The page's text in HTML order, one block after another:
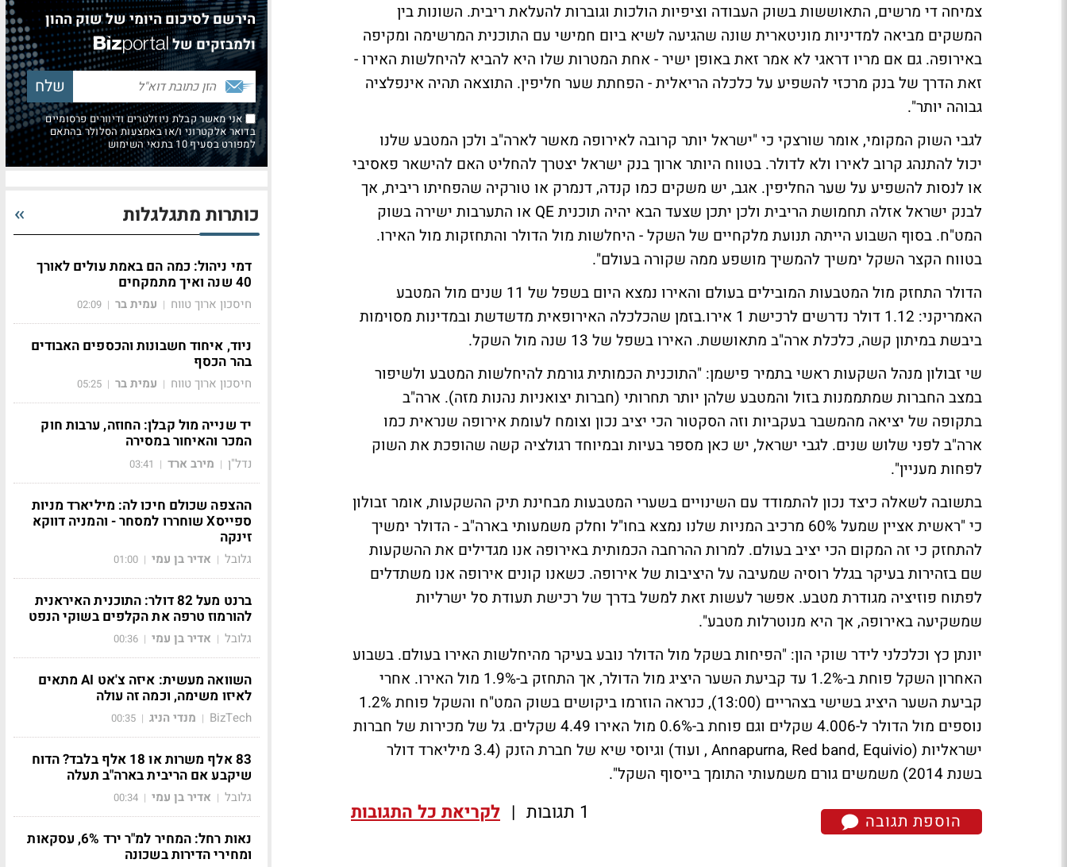
צמיחה די מרשים, התאוששות בשוק העבודה וציפיות הולכות וגוברות להעלאת ריבית. השונות בין
המשקים מביאה למדיניות מוניטארית שונה שהגיעה לשיא ביום חמישי עם התוכנית המרשימה ומקיפה
באירופה. גם אם מריו דראגי לא אמר זאת באופן ישיר - אחת המטרות שלו היא להביא להיחלשות האירו -
זאת הדרך של בנק מרכזי להשפיע על כלכלה הריאלית - הפחתת שער חליפין. התוצאה תהיה אינפלציה
גבוהה יותר".
לגבי השוק המקומי, אומר שורצקי כי "ישראל יותר קרובה לאירופה מאשר לארה"ב ולכן המטבע שלנו
יכול להתנהג קרוב לאירו ולא לדולר. בטווח היותר ארוך בנק ישראל יצטרך להחליט האם להישאר פאסיבי
או לנסות להשפיע על שער החליפין. אגב, יש משקים כמו קנדה, דנמרק או טורקיה שהפחיתו ריבית, אך
לבנק ישראל אזלה תחמושת הריבית ולכן יתכן שצעד הבא יהיה תוכנית QE או התערבות ישירה בשוק
המט"ח. בסוף השבוע הייתה תנועת מלקחיים של השקל - היחלשות מול הדולר והתחזקות מול האירו.
בטווח הקצר השקל ימשיך להמשיך מושפע ממה שקורה בעולם".
הדולר התחזק מול המטבעות המובילים בעולם והאירו נמצא היום בשפל של 11 שנים מול המטבע
האמריקני: 1.12 דולר נדרשים לרכישת 1 אירו.
בזמן שהכלכלה האירופאית מדשדשת ובמדינות מסוימות
ביבשת במיתון קשה, כלכלת ארה"ב מתאוששת. האירו בשפל של 13 שנה מול השקל.
שי זבולון מנהל השקעות ראשי בתמיר פישמן: "התוכנית הכמותית גורמת להיחלשות המטבע ולשיפור
במצב החברות שמתממנות בזול והמטבע שלהן יותר תחרותי (חברות יצואניות נהנות מזה). ארה"ב
בתקופה של יציאה מהמשבר בעקביות וזה הסקטור הכי יציב נכון וצומח לעומת אירופה שנראית כמו
ארה"ב לפני שלוש שנים. לגבי ישראל, יש כאן מספר בעיות ובמיוחד רגולציה קשה שהופכת את השוק
לפחות מעניין".
בתשובה לשאלה כיצד נכון להתמודד עם השינויים בשערי המטבעות מבחינת תיק ההשקעות, אומר זבולון
כי "ראשית אציין שמעל 60% מרכיב המניות שלנו נמצא בחו"ל וחלק משמעותי בארה"ב - הדולר ימשיך
להתחזק כי זה המקום הכי יציב בעולם. למרות ההרחבה הכמותית באירופה אנו מגדילים את ההשקעות
שם בזהירות בעיקר בגלל רוסיה שמעיבה על היציבות של אירופה. כשאנו קונים אירופה אנו משתדלים
לפתוח פוזיציה מגודרת מטבע. אפשר לעשות זאת למשל בדרך של רכישת תעודת סל ישרליות
שמשקיעה באירופה, אך היא מנוטרלות מטבע".
יונתן כץ וכלכלני לידר שוקי הון: "הפיחות בשקל מול הדולר נובע בעיקר מהיחלשות האירו בעולם. בשבוע
האחרון השקל פוחת ב-1.2% עד קביעת השער היציג מול הדולר, אך התחזק ב-1.9% מול האירו. אחרי
קביעת השער היציג בשישי בצהריים (13:00), כנראה הוזרמו ביקושים בשוק המט"ח והשקל פוחת 1.2%
נוספים מול הדולר ל-4.006 שקלים וגם פוחת ב-0.6% מול האירו 4.49 שקלים. גל של מכירות של חברות
ישראליות (Annapurna, Red band, Equivio , ועוד) וגיוסי שיא של חברת הזנק (3.4 מיליארד דולר
בשנת 2014) משמשים גורם משמעותי התומך בייסוף השקל".
הוספת תגובה 1 תגובות | לקריאת כל התגובות
הירשם לסיכום היומי של שוק ההון
ולמבזקים של
אני מאשר קבלת ניוזלטרים ודיוורים פרסומיים
בדואר אלקטרוני ו/או באמצעות הסלולר בהתאם
למפורט בסעיף 10 בתנאי השימוש
כותרות מתגלגלות
דמי ניהול: כמה הם באמת עולים לאורך
40 שנה ואיך מתמקחים
חיסכון ארוך טווח | עמית בר |
02:09
ניוד, איחוד חשבונות והכספים האבודים
בהר הכסף
חיסכון ארוך טווח | עמית בר |
05:25
יד שנייה מול קבלן: החוזה, ערבות חוק
המכר והאיחור במסירה
נדל"ן | מירב ארד |
03:41
ההצפה שכולם חיכו לה: מיליארד מניות
ספייסX שוחררו למסחר - והמניה דווקא
זינקה
גלובל | אדיר בן עמי |
01:00
ברנט מעל 82 דולר: התוכנית האיראנית
להורמוז טרפה את הקלפים בשוקי הנפט
גלובל | אדיר בן עמי |
00:36
השוואה מעשית: איזה צ'אט AI מתאים
לאיזו משימה, וכמה זה עולה
BizTech
| מנדי הניג |
00:35
83 אלף משרות או 18 אלף בלבד? הדוח
שיקבע אם הריבית בארה"ב תעלה
גלובל | אדיר בן עמי |
00:34
נאות רחל: המחיר למ"ר ירד 6%, עסקאות
ומחירי הדירות בשכונה